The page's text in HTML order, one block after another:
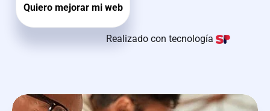
Quiero mejorar mi web
Realizado con tecnología